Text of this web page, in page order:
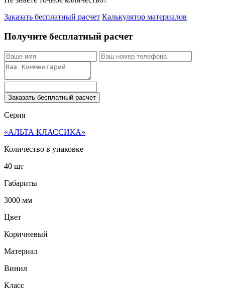
Заказать бесплатный расчет Калькулятор материалов
Получите бесплатный расчет
Заказать бесплатный расчет
Серия
«АЛЬТА КЛАССИКА»
Количество в упаковке
40 шт
Габариты
3000 мм
Цвет
Коричневый
Материал
Винил
Класс